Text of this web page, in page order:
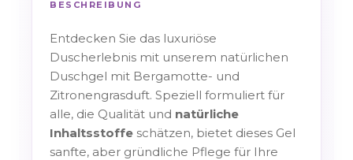
BESCHREIBUNG
Entdecken Sie das luxuriöse
Duscherlebnis mit unserem natürlichen
Duschgel mit Bergamotte- und
Zitronengrasduft. Speziell formuliert für
alle, die Qualität und natürliche
Inhaltsstoffe schätzen, bietet dieses Gel
sanfte, aber gründliche Pflege für Ihre